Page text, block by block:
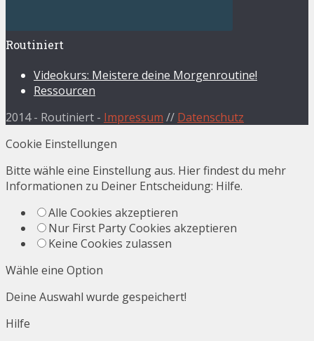
Routiniert
Videokurs: Meistere deine Morgenroutine!
Ressourcen
2014 - Routiniert - Impressum // Datenschutz
Cookie Einstellungen
Bitte wähle eine Einstellung aus. Hier findest du mehr
Informationen zu Deiner Entscheidung: Hilfe.
Alle Cookies akzeptieren
Nur First Party Cookies akzeptieren
Keine Cookies zulassen
Wähle eine Option
Deine Auswahl wurde gespeichert!
Hilfe